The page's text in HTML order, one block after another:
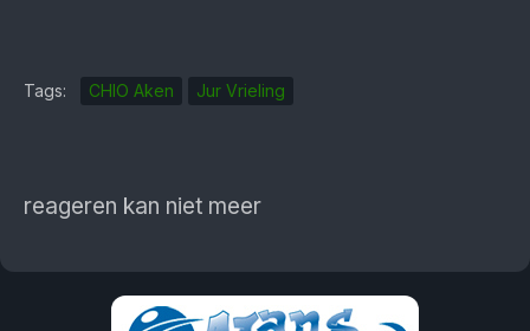
Tags: CHIO Aken Jur Vrieling
reageren kan niet meer